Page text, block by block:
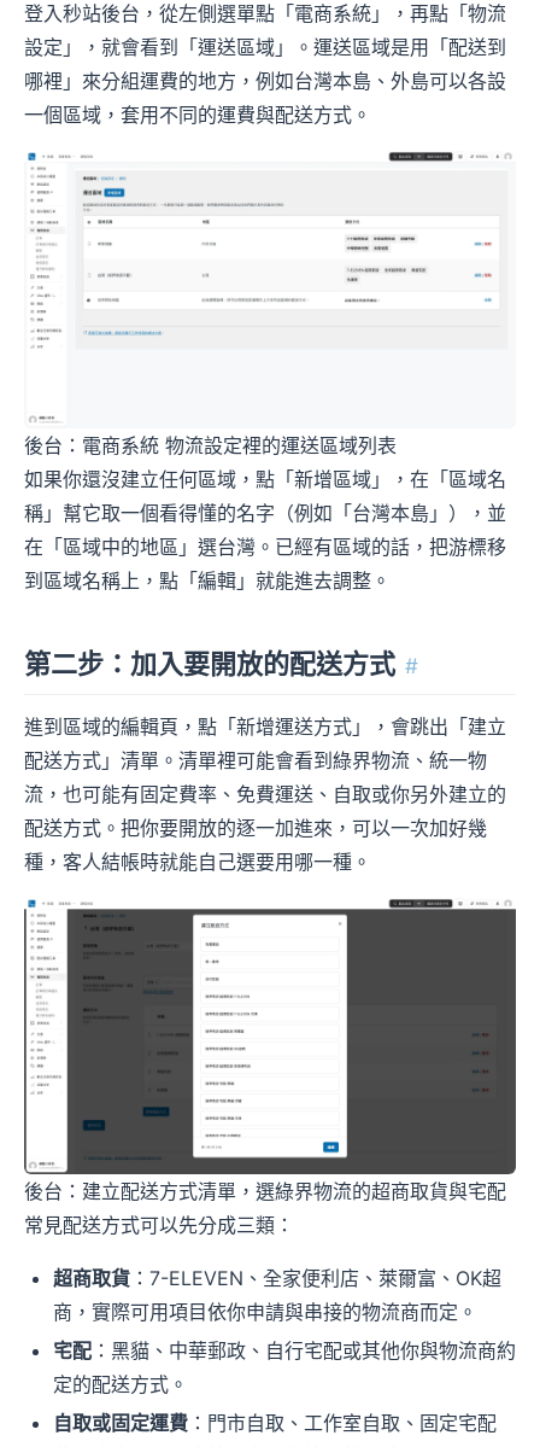
登入秒站後台，從左側選單點「電商系統」，再點「物流
設定」，就會看到「運送區域」。運送區域是用「配送到
哪裡」來分組運費的地方，例如台灣本島、外島可以各設
一個區域，套用不同的運費與配送方式。
後台：電商系統 物流設定裡的運送區域列表
如果你還沒建立任何區域，點「新增區域」，在「區域名
稱」幫它取一個看得懂的名字（例如「台灣本島」），並
在「區域中的地區」選台灣。已經有區域的話，把游標移
到區域名稱上，點「編輯」就能進去調整。
第二步：加入要開放的配送方式 #
進到區域的編輯頁，點「新增運送方式」，會跳出「建立
配送方式」清單。清單裡可能會看到綠界物流、統一物
流，也可能有固定費率、免費運送、自取或你另外建立的
配送方式。把你要開放的逐一加進來，可以一次加好幾
種，客人結帳時就能自己選要用哪一種。
後台：建立配送方式清單，選綠界物流的超商取貨與宅配
常見配送方式可以先分成三類：
超商取貨 ：7-ELEVEN、全家便利店、萊爾富、OK超
商，實際可用項目依你申請與串接的物流商而定。
宅配 ：黑貓、中華郵政、自行宅配或其他你與物流商約
定的配送方式。
自取或固定運費 ：門市自取、工作室自取、固定宅配